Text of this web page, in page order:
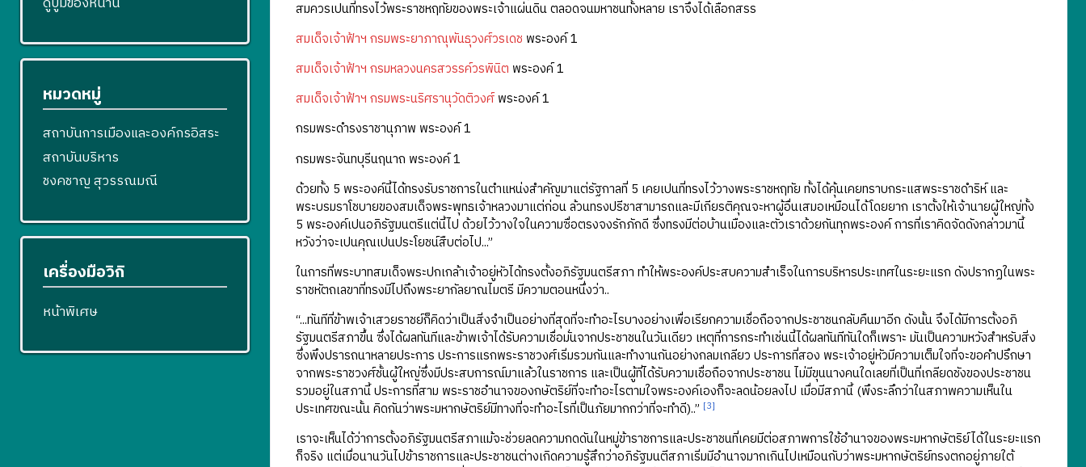
สมควรเปนที่ทรงไว้พระราชหฤทัยของพระเจ้าแผ่นดิน ตลอดจนมหาชนทั้งหลาย เราจึงได้เลือกสรร
สมเด็จเจ้าฟ้าฯ กรมพระยาภาณุพันธุวงศ์วรเดช พระองค์ 1
สมเด็จเจ้าฟ้าฯ กรมหลวงนครสวรรค์วรพินิต พระองค์ 1
สมเด็จเจ้าฟ้าฯ กรมพระนริศรานุวัดติวงศ์พระองค์ 1
กรมพระดำรงราชานุภาพ พระองค์ 1
กรมพระจันทบุรีนฤนาถ พระองค์ 1
ด้วยทั้ง 5 พระองค์นี้ได้ทรงรับราชการในตำแหน่งสำคัญมาแต่รัฐกาลที่ 5 เคยเปนที่ทรงไว้วางพระราชหฤทัย ทั้งได้คุ้นเคยทราบกระแสพระราชดำริห์ และ
พระบรมราโชบายของสมเด็จพระพุทธเจ้าหลวงมาแต่ก่อน ล้วนทรงปรีชาสามารถและมีเกียรติคุณจะหาผู้อื่นเสมอเหมือนได้โดยยาก เราตั้งให้เจ้านายผู้ใหญ่ทั้ง
5 พระองค์เปนอภิรัฐมนตรีแต่นี้ไป ด้วยไว้วางใจในความซื่อตรงจงรักภักดี ซึ่งทรงมีต่อบ้านเมืองและตัวเราด้วยกันทุกพระองค์ การที่เราคิดจัดดังกล่าวมานี้
หวังว่าจะเปนคุณเปนประโยชน์สืบต่อไป...”
ในการที่พระบาทสมเด็จพระปกเกล้าเจ้าอยู่หัวได้ทรงตั้งอภิรัฐมนตรีสภา ทำให้พระองค์ประสบความสำเร็จในการบริหารประเทศในระยะแรก ดังปรากฏในพระ
ราชหัตถเลขาที่ทรงมีไปถึงพระยากัลยาณไมตรี มีความตอนหนึ่งว่า..
“...ทันทีที่ข้าพเจ้าเสวยราชย์ก็คิดว่าเป็นสิ่งจำเป็นอย่างที่สุดที่จะทำอะไรบางอย่างเพื่อเรียกความเชื่อถือจากประชาชนกลับคืนมาอีก ดังนั้น จึงได้มีการตั้งอภิ
รัฐมนตรีสภาขึ้น ซึ่งได้ผลทันทีและข้าพเจ้าได้รับความเชื่อมั่นจากประชาชนในวันเดียว เหตุที่การกระทำเช่นนี้ได้ผลทันทีทันใดก็เพราะ มันเป็นความหวังสำหรับสิ่ง
ซึ่งพึงปรารถนาหลายประการ ประการแรกพระราชวงศ์เริ่มรวมกันและทำงานกันอย่างกลมเกลียว ประการที่สอง พระเจ้าอยู่หัวมีความเต็มใจที่จะขอคำปรึกษา
จากพระราชวงศ์ชั้นผู้ใหญ่ซึ่งมีประสบการณ์มาแล้วในราชการ และเป็นผู้ที่ได้รับความเชื่อถือจากประชาชน ไม่มีขุนนางคนใดเลยที่เป็นที่เกลียดชังของประชาชน
รวมอยู่ในสภานี้ ประการที่สาม พระราชอำนาจของกษัตริย์ที่จะทำอะไรตามใจพระองค์เองก็จะลดน้อยลงไป เมื่อมีสภานี้ (พึงระลึกว่าในสภาพความเห็นใน
ประเทศขณะนั้น คิดกันว่าพระมหากษัตริย์มีทางที่จะทำอะไรที่เป็นภัยมากกว่าที่จะทำดี)..” [3]
เราจะเห็นได้ว่าการตั้งอภิรัฐมนตรีสภาแม้จะช่วยลดความกดดันในหมู่ข้าราชการและประชาชนที่เคยมีต่อสภาพการใช้อำนาจของพระมหากษัตริย์ได้ในระยะแรก
ก็จริง แต่เมื่อนานวันไปข้าราชการและประชาชนต่างเกิดความรู้สึกว่าอภิรัฐมนตีสภาเริ่มมีอำนาจมากเกินไปเหมือนกับว่าพระมหากษัตริย์ทรงตกอยู่ภายใต้
หมวดหมู่
สถาบันการเมืองและองค์กรอิสระ
สถาบันบริหาร
ชงคชาญ สุวรรณมณี
เครื่องมือวิกิ
หน้าพิเศษ